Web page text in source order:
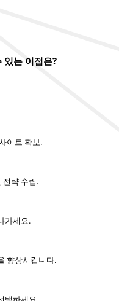
있는 이점은?
이트 확보.
전략 수립.
가세요.
향상시킵니다.